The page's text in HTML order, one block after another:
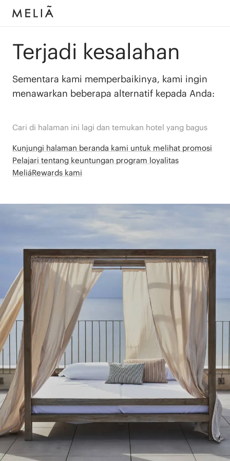
Terjadi kesalahan
Sementara kami memperbaikinya, kami ingin
menawarkan beberapa alternatif kepada Anda:
Cari di halaman ini lagi dan temukan hotel yang bagus
Kunjungi halaman beranda kami untuk melihat promosi
Pelajari tentang keuntungan program loyalitas
MeliáRewards kami